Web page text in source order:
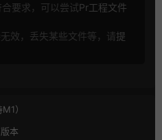
要求，可以尝试Pr工程文件
效，丢失某些文件等，请提
）
本